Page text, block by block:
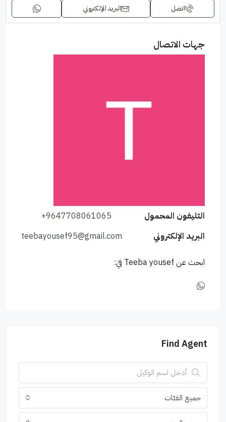
اتصل البريد الإلكتروني
جهات الاتصال
التليفون المحمول
+9647708061065
البريد الإلكتروني
teebayousef95@gmail.com
ابحث عن Teeba yousef في:
Find Agent
جميع الفئات